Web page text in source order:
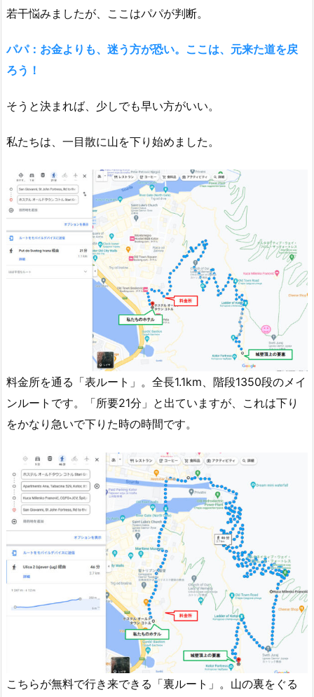
若干悩みましたが、ここはパパが判断。
パパ：お金よりも、迷う方が恐い。ここは、元来た道を戻
ろう！
そうと決まれば、少しでも早い方がいい。
私たちは、一目散に山を下り始めました。
料金所を通る「表ルート」。全長1.1km、階段1350段のメイ
ンルートです。「所要21分」と出ていますが、これは下り
をかなり急いで下りた時の時間です。
こちらが無料で行き来できる「裏ルート」。山の裏をぐる